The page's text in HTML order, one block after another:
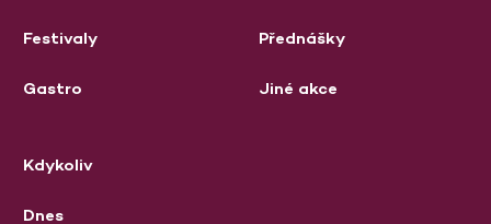
Festivaly
Gastro
Přednášky
Jiné akce
Kdykoliv
Dnes